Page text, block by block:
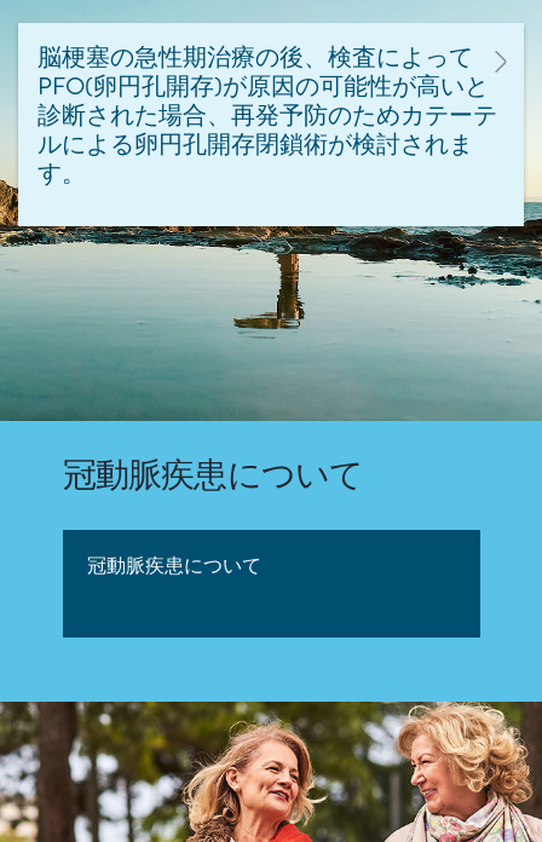
脳梗塞の急性期治療の後、検査によって
PFO(卵円孔開存)が原因の可能性が高いと
診断された場合、再発予防のためカテーテ
ルによる卵円孔開存閉鎖術が検討されま
す。​
冠動脈疾患について
冠動脈疾患について